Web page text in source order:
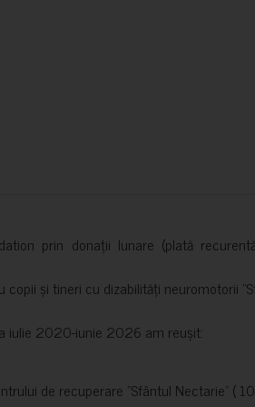
prin donații lunare (plată
și tineri cu dizabilități neuromotorii
iulie 2020-iunie 2026 am reușit:
de recuperare ”Sfântul Nectarie” (